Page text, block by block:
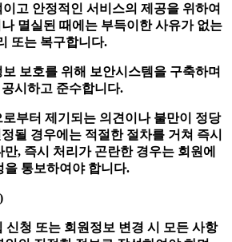
고 안정적인 서비스의 제공을 위하여
멸실된 때에는 부득이한 사유가 없는
또는 복구합니다.
보호를 위해 보안시스템을 구축하며
시하고 준수합니다.
부터 제기되는 의견이나 불만이 정당
될 경우에는 적절한 절차를 거쳐 즉시
, 즉시 처리가 곤란한 경우는 회원에
통보하여야 합니다.
청 또는 회원정보 변경 시 모든 사항